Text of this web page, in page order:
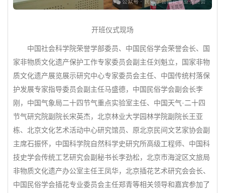
开班仪式现场
中国社会科学院荣誉学部委员、中国民俗学会荣誉会长、国
家非物质文化遗产保护工作专家委员会副主任刘魁立，国家非物
质文化遗产展览展示研究中心专家委员会主任、中国传统村落保
护发展专家指导委员会副主任马盛德，中国民俗学会副会长李
刚，中国气象局二十四节气重点实验室主任、中国天气·二十四
节气研究院副院长宋英杰，北京林业大学园林学院副院长王亚
栋、北京文化艺术活动中心研究馆员、原北京民间文艺家协会副
主席石振怀，中国科学院自然科学史研究所高级工程师、中国科
技史学会传统工艺研究会副秘书长李劲松，北京市海淀区文旅局
非物质文化遗产办公室主任王凤华，北京插花艺术研究会会长、
中国民俗学会插花专业委员会主任郑青等相关领导和嘉宾参加了